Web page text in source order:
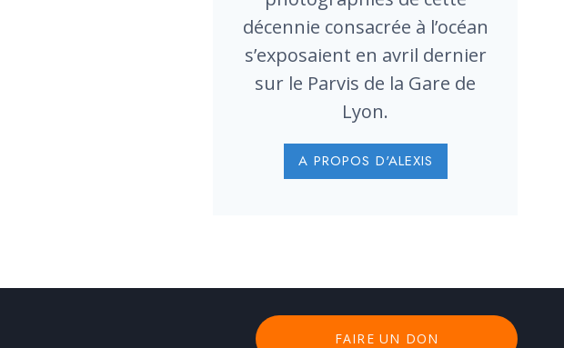
décennie consacrée à l’océan
s’exposaient en avril dernier
sur le Parvis de la Gare de
Lyon.
A PROPOS D'ALEXIS
FAIRE UN DON